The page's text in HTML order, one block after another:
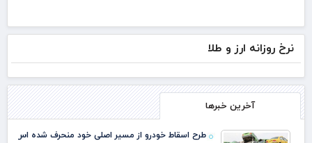
نرخ روزانه ارز و طلا
آخرین خبرها
طرح اسقاط خودرو از مسیر اصلی خود منحرف شده اس